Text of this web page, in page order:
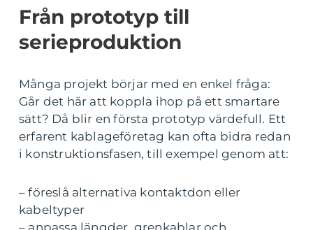
Från prototyp till
serieproduktion
Många projekt börjar med en enkel fråga:
Går det här att koppla ihop på ett smartare
sätt? Då blir en första prototyp värdefull. Ett
erfarent kablageföretag kan ofta bidra redan
i konstruktionsfasen, till exempel genom att:
– föreslå alternativa kontaktdon eller
kabeltyper